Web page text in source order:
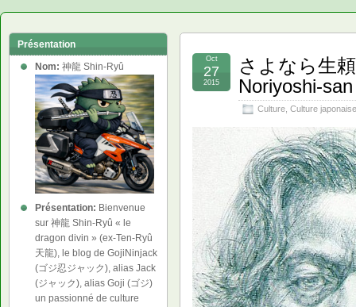
さよなら生
Noriyoshi-san
Culture Culture japonaise
Oct
27
2015
Présentation
Nom: 神龍 Shin-Ryû
Présentation: Bienvenue
sur 神龍 Shin-Ryû « le
dragon divin » (ex-Ten-Ryû
天龍), le blog de GojiNinjack
(ゴジ忍ジャック), alias Jack
(ジャック), alias Goji (ゴジ)
un passionné de culture